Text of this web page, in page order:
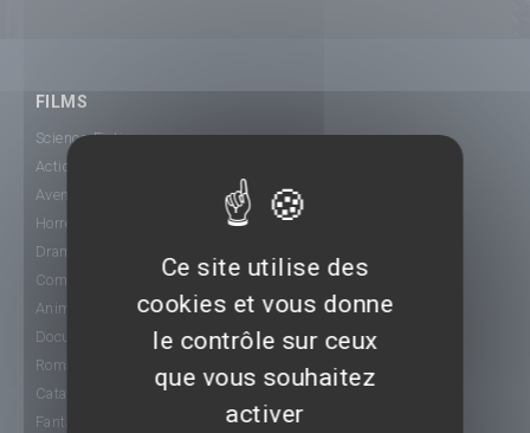
FILMS
Science-Fiction
Action
Aventure
Horreur
Drame
Comédie
Animation
Documentaire
Romance
Catastrophe
Fantastique
Ce site utilise des
cookies et vous donne
le contrôle sur ceux
que vous souhaitez
activer